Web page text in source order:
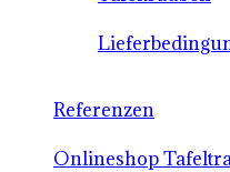
Referenzen
Onlineshop